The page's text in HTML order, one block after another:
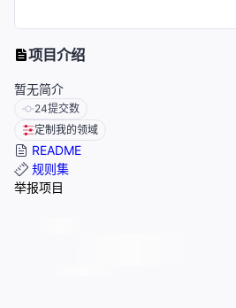
项目介绍
暂无简介
24提交数
定制我的领域
README
规则集
举报项目